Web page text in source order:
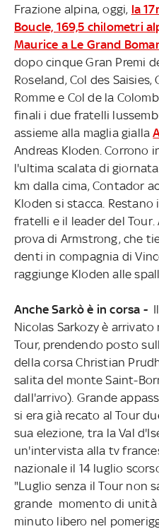
Frazione alpina, oggi, la
Boucle, 169,5 chilometri
Maurice a Le Grand
dopo cinque Gran Premi
Roseland, Col des Saisies,
Romme e Col de la
finali i due fratelli
assieme alla maglia gialla
Andreas Kloden. Corrono
l'ultima scalata di
km dalla cima, Contador
Kloden si stacca.
fratelli e il leader del
prova di Armstrong, che
denti in compagnia di
raggiunge Kloden alle
Anche Sarkò è in corsa -
Nicolas Sarkozy è
Tour, prendendo posto
della corsa Christian
salita del monte Saint-
dall'arrivo). Grande
si era già recato al Tour
sua elezione, tra la Val
un'intervista alla tv
nazionale il 14 luglio
"Luglio senza il Tour non
grande momento di unità
minuto libero nel